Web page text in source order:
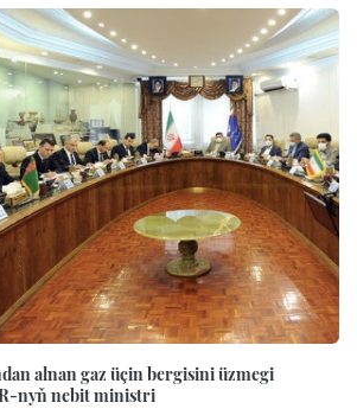
alnan gaz üçin bergisini üzmegi
nyň nebit ministri